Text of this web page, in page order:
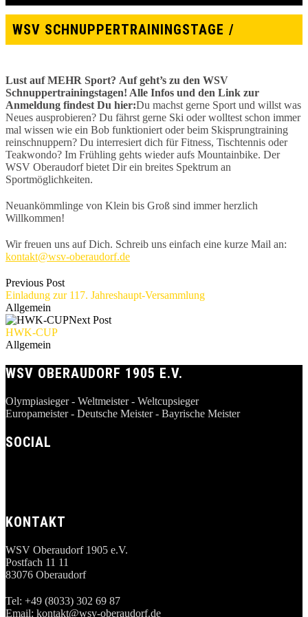
WSV SCHNUPPERTRAININGSTAGE
Lust auf MEHR Sport? Auf geht’s zu den WSV
Schnuppertrainingstagen! Alle Infos und den Link zur
Anmeldung findest Du hier:Du machst gerne Sport und willst was
Neues ausprobieren? Du fährst gerne Ski oder wolltest schon immer
mal wissen wie ein Bob funktioniert oder beim Skisprungtraining
reinschnuppern? Du interresiert dich für Fitness, Tischtennis oder
Teakwondo? Im Frühling gehts wieder aufs Mountainbike. Der
WSV Oberaudorf bietet Dir ein breites Spektrum an
Sportmöglichkeiten.
Neuankömmlinge von Klein bis Groß sind immer herzlich
Willkommen!
Wir freuen uns auf Dich. Schreib uns einfach eine kurze Mail an:
kontakt@wsv-oberaudorf.de
Previous Post
Einladung zur 117. Jahreshaupt-Versammlung
Allgemein
Next Post
HWK-CUP
Allgemein
WSV OBERAUDORF 1905 E.V.
Olympiasieger - Weltmeister - Weltcupsieger
Europameister - Deutsche Meister - Bayrische Meister
SOCIAL
KONTAKT
WSV Oberaudorf 1905 e.V.
Postfach 11 11
83076 Oberaudorf
Tel: +49 (8033) 302 69 87
Email: kontakt@wsv-oberaudorf.de